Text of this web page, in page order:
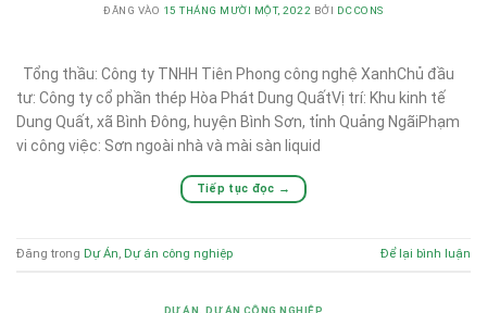
ĐĂNG VÀO 15 THÁNG MƯỜI MỘT, 2022 BỞI DCCONS
Tổng thầu: Công ty TNHH Tiên Phong công nghệ XanhChủ đầu
tư: Công ty cổ phần thép Hòa Phát Dung QuấtVị trí: Khu kinh tế
Dung Quất, xã Bình Đông, huyện Bình Sơn, tỉnh Quảng NgãiPhạm
vi công việc: Sơn ngoài nhà và mài sàn liquid
Tiếp tục đọc →
Đăng trong Dự Án, Dự án công nghiệp Để lại bình luận
DỰ ÁN ,DỰ ÁN CÔNG NGHIỆP